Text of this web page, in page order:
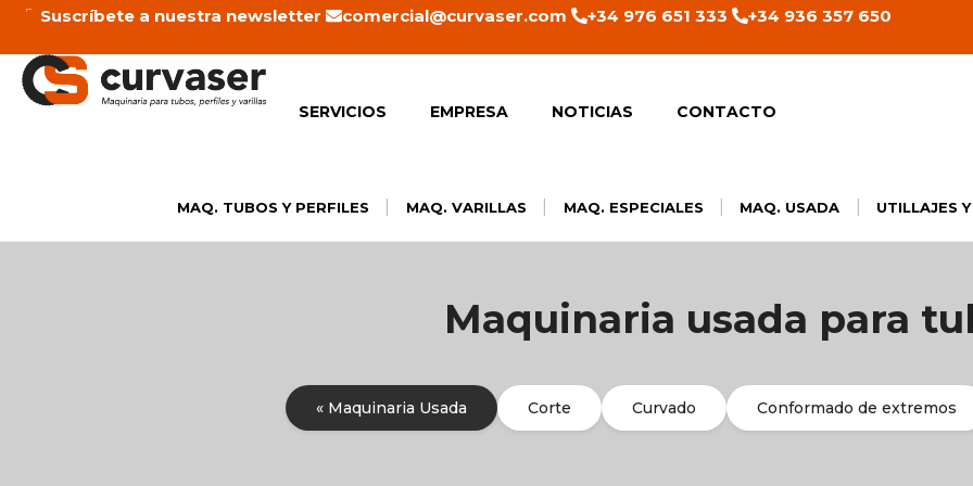
contenido
Suscríbete a nuestra newsletter comercial@curvaser.com +34 976 651 333 +34 936 357 650
SERVICIOS EMPRESA NOTICIAS CONTACTO
MAQ. TUBOS Y PERFILES MAQ. VARILLAS MAQ. ESPECIALES MAQ. USADA UTILLAJES
Maquinaria usada para
« Maquinaria Usada Corte Curvado Conformado de extremos